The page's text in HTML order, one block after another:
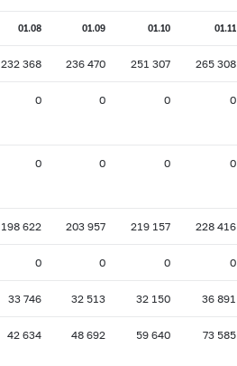
01.08 01.09 01.10 01.11
232 368 236 470 251 307 265 308
0 0 0 0
0 0 0 0
198 622 203 957 219 157 228 416
0 0 0 0
33 746 32 513 32 150 36 891
42 634 48 692 59 640 73 585